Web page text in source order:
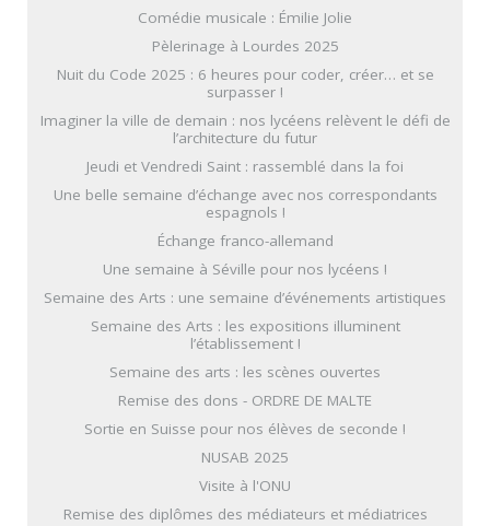
Comédie musicale : Émilie Jolie
Pèlerinage à Lourdes 2025
Nuit du Code 2025 : 6 heures pour coder, créer… et se
surpasser !
Imaginer la ville de demain : nos lycéens relèvent le défi de
l’architecture du futur
Jeudi et Vendredi Saint : rassemblé dans la foi
Une belle semaine d’échange avec nos correspondants
espagnols !
Échange franco-allemand
Une semaine à Séville pour nos lycéens !
Semaine des Arts : une semaine d’événements artistiques
Semaine des Arts : les expositions illuminent
l’établissement !
Semaine des arts : les scènes ouvertes
Remise des dons - ORDRE DE MALTE
Sortie en Suisse pour nos élèves de seconde !
NUSAB 2025
Visite à l'ONU
Remise des diplômes des médiateurs et médiatrices